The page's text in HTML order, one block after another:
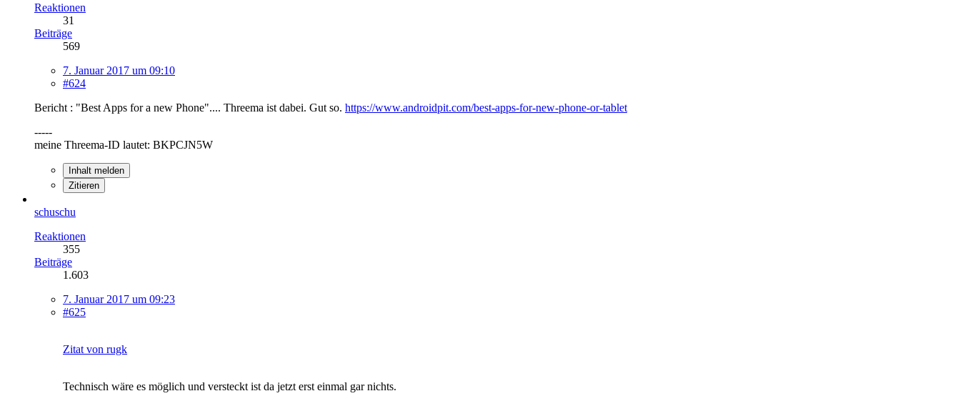
Reaktionen
31
Beiträge
569
7. Januar 2017 um 09:10
#624
Bericht : "Best Apps for a new Phone".... Threema ist dabei. Gut so. https://www.androidpit.com/best-apps-for-new-phone-or-tablet
-----
meine Threema-ID lautet: BKPCJN5W
Inhalt melden
Zitieren
schuschu
Reaktionen
355
Beiträge
1.603
7. Januar 2017 um 09:23
#625
Zitat von rugk
Technisch wäre es möglich und versteckt ist da jetzt erst einmal gar nichts.